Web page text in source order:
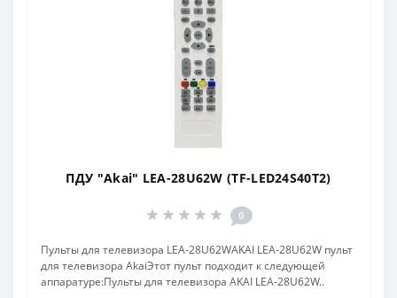
ПДУ "Akai" LEA-28U62W (TF-LED24S40T2)
0
Пульты для телевизора LEA-28U62WAKAI LEA-28U62W пульт
для телевизора AkaiЭтот пульт подходит к следующей
аппаратуре:Пульты для телевизора AKAI LEA-28U62W..